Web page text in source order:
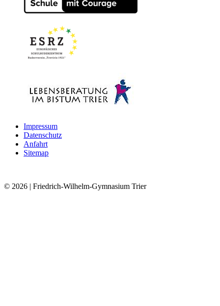
Impressum
Datenschutz
Anfahrt
Sitemap
© 2026 | Friedrich-Wilhelm-Gymnasium Trier